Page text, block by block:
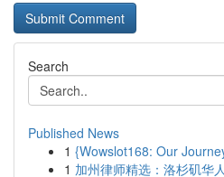
Search
Published News
1 {Wowslot168: Our
1 加州律师精选：洛杉矶华